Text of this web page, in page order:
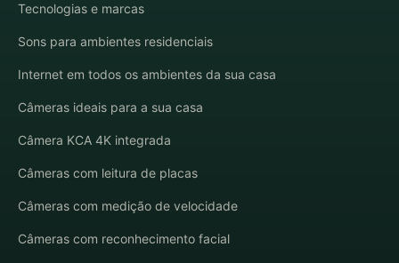
Tecnologias e marcas
Sons para ambientes residenciais
Internet em todos os ambientes da sua casa
Câmeras ideais para a sua casa
Câmera KCA 4K integrada
Câmeras com leitura de placas
Câmeras com medição de velocidade
Câmeras com reconhecimento facial